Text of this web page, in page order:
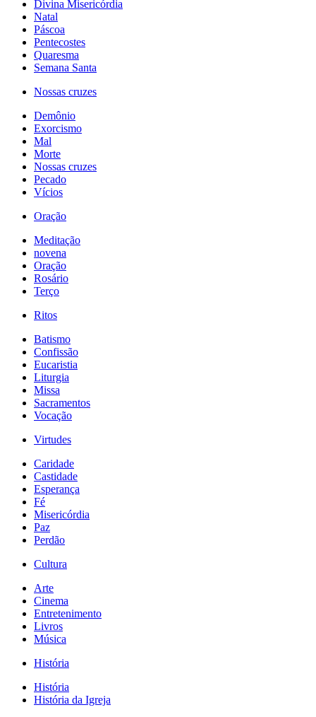
Divina Misericórdia
Natal
Páscoa
Pentecostes
Quaresma
Semana Santa
Nossas cruzes
Demônio
Exorcismo
Mal
Morte
Nossas cruzes
Pecado
Vícios
Oração
Meditação
novena
Oração
Rosário
Terço
Ritos
Batismo
Confissão
Eucaristia
Liturgia
Missa
Sacramentos
Vocação
Virtudes
Caridade
Castidade
Esperança
Fé
Misericórdia
Paz
Perdão
Cultura
Arte
Cinema
Entretenimento
Livros
Música
História
História
História da Igreja